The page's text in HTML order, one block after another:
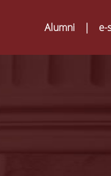
Alumni | e-